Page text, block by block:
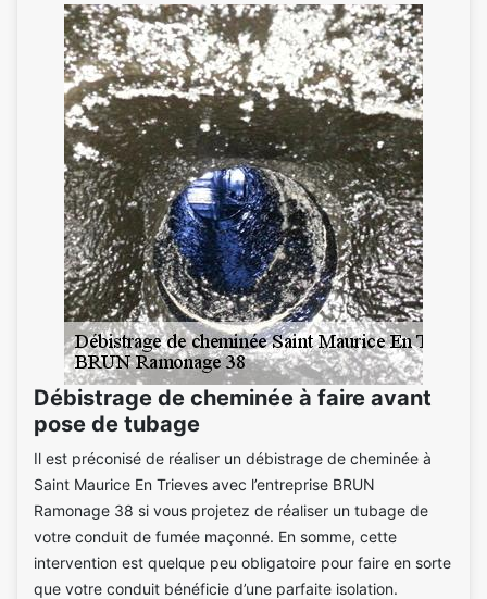
Débistrage de cheminée à faire avant
pose de tubage
Il est préconisé de réaliser un débistrage de cheminée à
Saint Maurice En Trieves avec l’entreprise BRUN
Ramonage 38 si vous projetez de réaliser un tubage de
votre conduit de fumée maçonné. En somme, cette
intervention est quelque peu obligatoire pour faire en sorte
que votre conduit bénéficie d’une parfaite isolation.